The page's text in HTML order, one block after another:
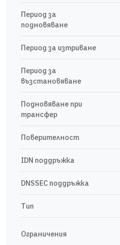
Период за
подновяване
Период за изтриване
Период за
възстановяване
Подновяване при
трансфер
Поверителност
IDN поддръжка
DNSSEC поддръжка
Тип
Ограничения